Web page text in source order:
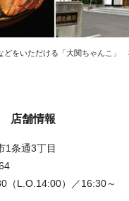
どをいただける「大関ちゃんこ」
店舗情報
1条通3丁目
（L.O.14:00）／16:30～